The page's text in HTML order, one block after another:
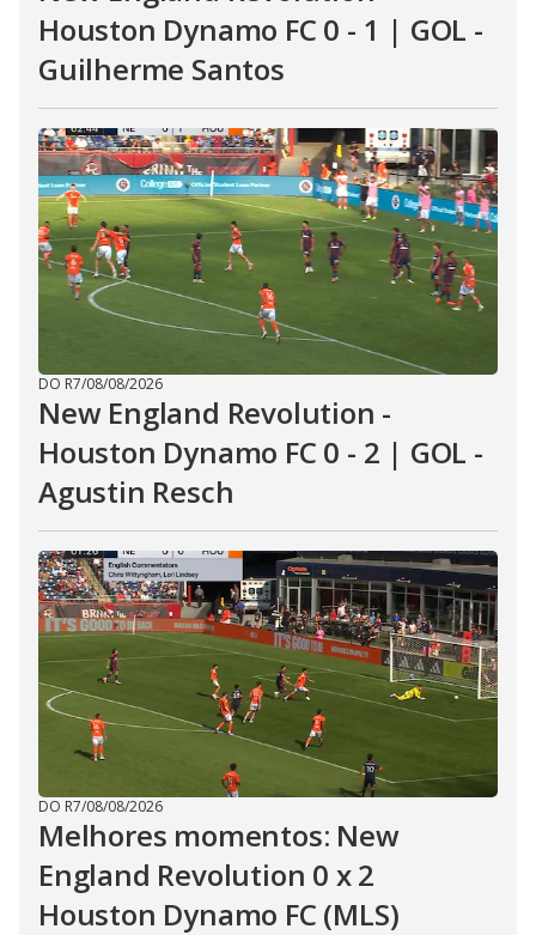
Houston Dynamo FC 0 - 1 | GOL -
Guilherme Santos
DO R7/08/08/2026
New England Revolution -
Houston Dynamo FC 0 - 2 | GOL -
Agustin Resch
DO R7/08/08/2026
Melhores momentos: New
England Revolution 0 x 2
Houston Dynamo FC (MLS)